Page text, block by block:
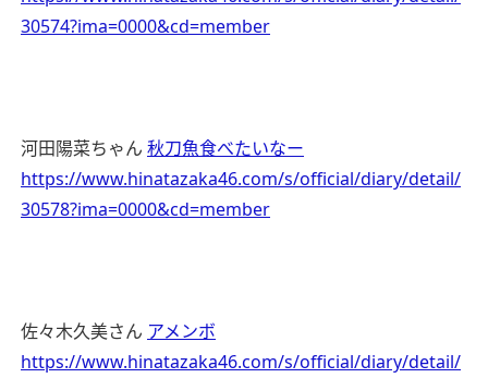
30574?ima=0000&cd=member
河田陽菜ちゃん 秋刀魚食べたいなー
https://www.hinatazaka46.com/s/official/diary/detail/
30578?ima=0000&cd=member
佐々木久美さん アメンボ
https://www.hinatazaka46.com/s/official/diary/detail/